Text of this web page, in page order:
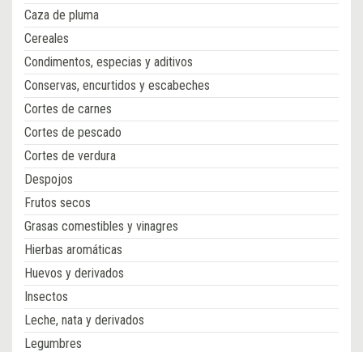
Caza de pluma
Cereales
Condimentos, especias y aditivos
Conservas, encurtidos y escabeches
Cortes de carnes
Cortes de pescado
Cortes de verdura
Despojos
Frutos secos
Grasas comestibles y vinagres
Hierbas aromáticas
Huevos y derivados
Insectos
Leche, nata y derivados
Legumbres